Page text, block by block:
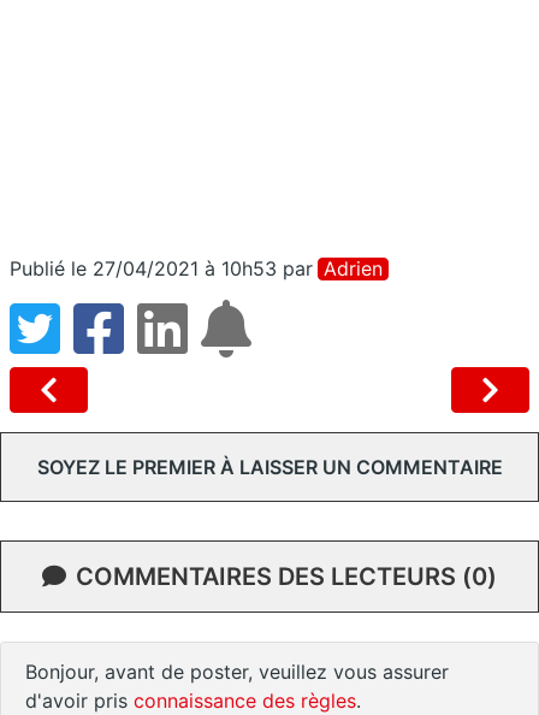
Publié le 27/04/2021 à 10h53 par Adrien
SOYEZ LE PREMIER À LAISSER UN COMMENTAIRE
COMMENTAIRES DES LECTEURS (0)
Bonjour, avant de poster, veuillez vous assurer
d'avoir pris connaissance des règles.